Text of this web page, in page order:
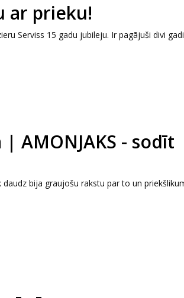
ar prieku!
Serviss 15 gadu jubileju. Ir pagājuši divi
AMONJAKS - sodīt
bija graujošu rakstu par to un